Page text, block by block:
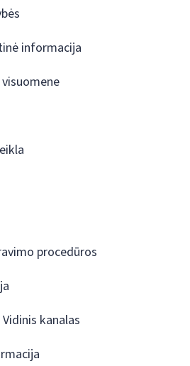
informacija
procedūros
kanalas